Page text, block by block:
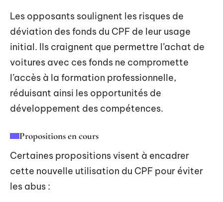
Les opposants soulignent les risques de
déviation des fonds du CPF de leur usage
initial. Ils craignent que permettre l’achat de
voitures avec ces fonds ne compromette
l’accès à la formation professionnelle,
réduisant ainsi les opportunités de
développement des compétences.
Propositions en cours
Certaines propositions visent à encadrer
cette nouvelle utilisation du CPF pour éviter
les abus :